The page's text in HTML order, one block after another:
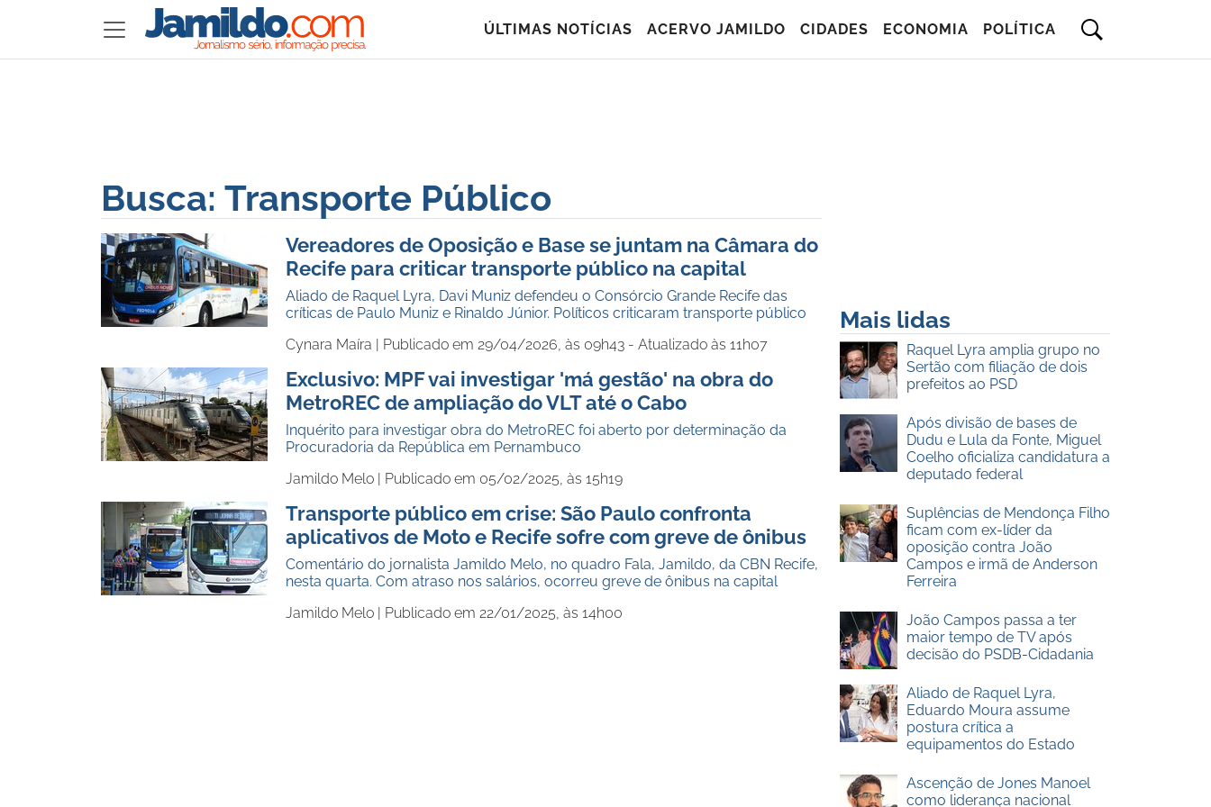
ÚLTIMAS NOTÍCIAS ACERVO JAMILDO CIDADES ECONOMIA POLÍTICA
Busca: Transporte Público
Vereadores de Oposição e Base se juntam na Câmara do
Recife para criticar transporte público na capital
Aliado de Raquel Lyra, Davi Muniz defendeu o Consórcio Grande Recife das
críticas de Paulo Muniz e Rinaldo Júnior. Políticos criticaram transporte público
Cynara Maíra | Publicado em 29/04/2026, às 09h43 - Atualizado às 11h07
Exclusivo: MPF vai investigar 'má gestão' na obra do
MetroREC de ampliação do VLT até o Cabo
Inquérito para investigar obra do MetroREC foi aberto por determinação da
Procuradoria da República em Pernambuco
Jamildo Melo | Publicado em 05/02/2025, às 15h19
Transporte público em crise: São Paulo confronta
aplicativos de Moto e Recife sofre com greve de ônibus
Comentário do jornalista Jamildo Melo, no quadro Fala, Jamildo, da CBN Recife,
nesta quarta. Com atraso nos salários, ocorreu greve de ônibus na capital
Jamildo Melo | Publicado em 22/01/2025, às 14h00
Mais lidas
Raquel Lyra amplia grupo no
Sertão com filiação de dois
prefeitos ao PSD
Após divisão de bases de
Dudu e Lula da Fonte, Miguel
Coelho oficializa candidatura a
deputado federal
Suplências de Mendonça Filho
ficam com ex-líder da
oposição contra João
Campos e irmã de Anderson
Ferreira
João Campos passa a ter
maior tempo de TV após
decisão do PSDB-Cidadania
Aliado de Raquel Lyra,
Eduardo Moura assume
postura crítica a
equipamentos do Estado
Ascenção de Jones Manoel
como liderança nacional